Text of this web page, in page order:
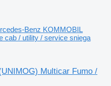
Benz KOMMOBIL
cab / utility / service sniega
Multicar Fumo /